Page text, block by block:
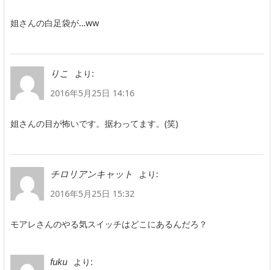
姐さんの白足袋が…ww
りこ
より:
2016年5月25日 14:16
姐さんの目が怖いです。据わってます。(笑)
チロリアンキャット
より:
2016年5月25日 15:32
モアレさんのやる気スイッチはどこにあるんだろ？
fuku
より: